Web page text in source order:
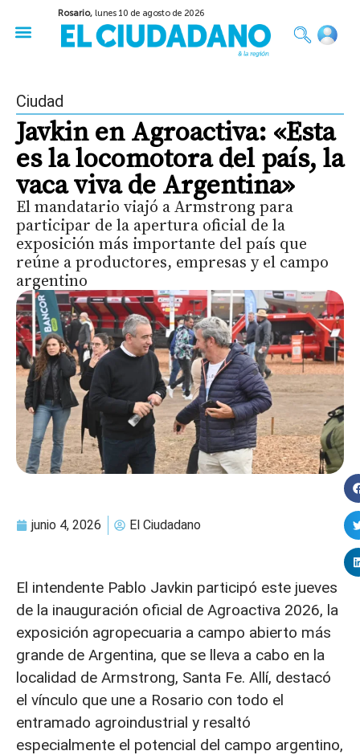
Rosario,lunes 10 de agosto de 2026
Ciudad
Javkin en Agroactiva: «Esta
es la locomotora del país, la
vaca viva de Argentina»
El mandatario viajó a Armstrong para
participar de la apertura oficial de la
exposición más importante del país que
reúne a productores, empresas y el campo
argentino
junio 4, 2026 El Ciudadano
El intendente Pablo Javkin participó este jueves
de la inauguración oficial de Agroactiva 2026, la
exposición agropecuaria a campo abierto más
grande de Argentina, que se lleva a cabo en la
localidad de Armstrong, Santa Fe. Allí, destacó
el vínculo que une a Rosario con todo el
entramado agroindustrial y resaltó
especialmente el potencial del campo argentino,